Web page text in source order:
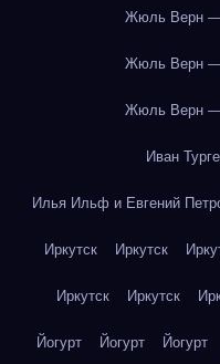
Жюль Верн —
Жюль Верн —
Жюль Верн —
Иван
Илья Ильф и Евгений
Иркутск Иркутск
Иркутск Иркутск
Йогурт Йогурт Йогурт